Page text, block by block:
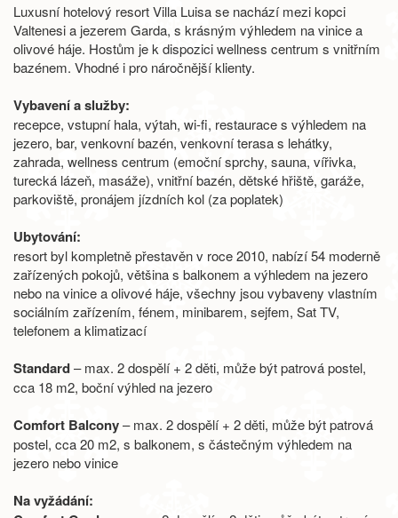
Luxusní hotelový resort Villa Luisa se nachází mezi kopci
Valtenesi a jezerem Garda, s krásným výhledem na vinice a
olivové háje. Hostům je k dispozici wellness centrum s vnitřním
bazénem. Vhodné i pro náročnější klienty.
Vybavení a služby:
recepce, vstupní hala, výtah, wi-fi, restaurace s výhledem na
jezero, bar, venkovní bazén, venkovní terasa s lehátky,
zahrada, wellness centrum (emoční sprchy, sauna, vířivka,
turecká lázeň, masáže), vnitřní bazén, dětské hřiště, garáže,
parkoviště, pronájem jízdních kol (za poplatek)
Ubytování:
resort byl kompletně přestavěn v roce 2010, nabízí 54 moderně
zařízených pokojů, většina s balkonem a výhledem na jezero
nebo na vinice a olivové háje, všechny jsou vybaveny vlastním
sociálním zařízením, fénem, minibarem, sejfem, Sat TV,
telefonem a klimatizací
Standard– max. 2 dospělí + 2 děti, může být patrová postel,
cca 18 m2, boční výhled na jezero
Comfort Balcony– max. 2 dospělí + 2 děti, může být patrová
postel, cca 20 m2, s balkonem, s částečným výhledem na
jezero nebo vinice
Na vyžádání: